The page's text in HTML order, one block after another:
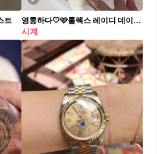
트
영롱하다🤍🩷롤렉스 레이디 데이저스트, 내일은 3월 14일…🎁
시계